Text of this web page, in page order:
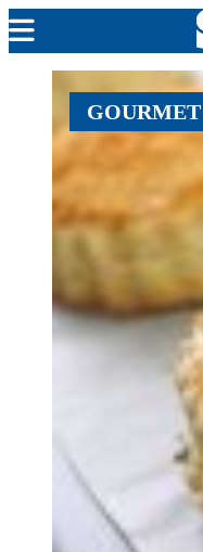
MENDOZA
CADA DÍA
ARGENTINA
PROTAGONISTAS
EL NUEVE STREAMS
PROGRAMACIÓN
EN VIVO
GOURMET